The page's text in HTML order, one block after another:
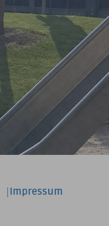
Impressum